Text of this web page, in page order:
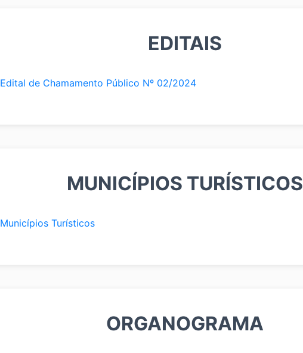
EDITAIS
Edital de Chamamento Público Nº 02/2024
MUNICÍPIOS TURÍSTICOS
Municípios Turísticos
ORGANOGRAMA